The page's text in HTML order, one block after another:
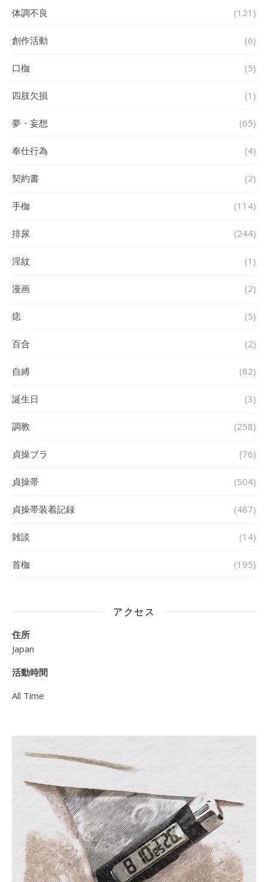
体調不良 (121)
創作活動 (6)
口枷 (5)
四肢欠損 (1)
夢・妄想 (65)
奉仕行為 (4)
契約書 (2)
手枷 (114)
排尿 (244)
淫紋 (1)
漫画 (2)
痣 (5)
百合 (2)
自縛 (82)
誕生日 (3)
調教 (258)
貞操ブラ (76)
貞操帯 (504)
貞操帯装着記録 (487)
雑談 (14)
首枷 (195)
アクセス
住所
Japan
活動時間
All Time